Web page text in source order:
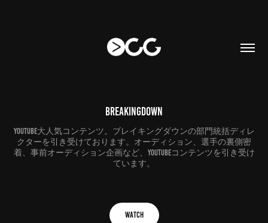
BreakingDown
YouTube大人気コンテンツ。ブレイキングダウンの部門統括ディレ
クターを引き受けております。オーディション、選手の裏側密
着、事前オーディション企画など、YouTubeコンテンツを引き受け
ています。
Watch